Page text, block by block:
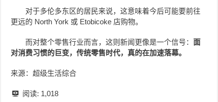
对于多伦多东区的居民来说，这意味着今后可能要前往
更远的 North York 或 Etobicoke 店购物。
而对整个零售行业而言，这则新闻更像是一个信号：面
对消费习惯的巨变，传统零售时代，真的在加速落幕。
来源：超级生活综合
阅读: 1,018